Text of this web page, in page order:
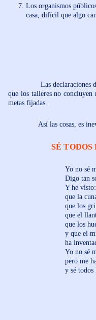
Los organismos
casa, difícil que algo
Las declaraciones del
que los talleres no concluyen
metas fijadas.
Así las cosas, es
SÉ TODOS
Yo no sé muchas
Digo tan sólo lo
Y he visto:
que la cuna del
que los gritos de
que el llanto del
que los huesos del
y que el miedo
ha inventado
Yo no sé muchas
pero me han
y sé todos los